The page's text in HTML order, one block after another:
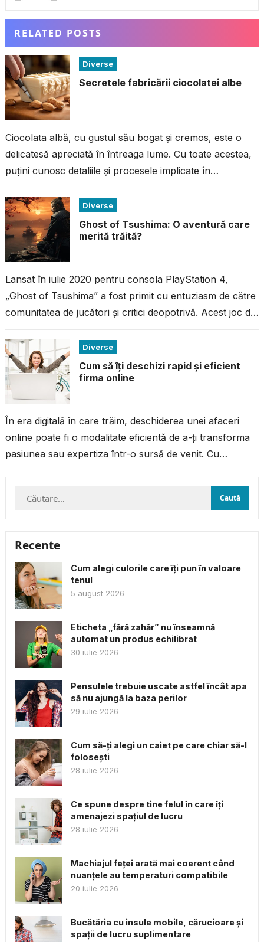
RELATED POSTS
Diverse
Secretele fabricării ciocolatei albe
Ciocolata albă, cu gustul său bogat și cremos, este o
delicatesă apreciată în întreaga lume. Cu toate acestea,
puțini cunosc detaliile și procesele implicate în
Diverse
Ghost of Tsushima: O aventură care
merită trăită?
Lansat în iulie 2020 pentru consola PlayStation 4,
„Ghost of Tsushima” a fost primit cu entuziasm de către
comunitatea de jucători și critici deopotrivă. Acest joc de
Diverse
Cum să îți deschizi rapid și eficient
firma online
În era digitală în care trăim, deschiderea unei afaceri
online poate fi o modalitate eficientă de a-ți transforma
pasiunea sau expertiza într-o sursă de venit. Cu
Caută
Recente
Cum alegi culorile care îți pun în valoare
tenul
5 august 2026
Eticheta „fără zahăr” nu înseamnă
automat un produs echilibrat
30 iulie 2026
Pensulele trebuie uscate astfel încât apa
să nu ajungă la baza perilor
29 iulie 2026
Cum să-ți alegi un caiet pe care chiar să-l
folosești
28 iulie 2026
Ce spune despre tine felul în care îți
amenajezi spațiul de lucru
28 iulie 2026
Machiajul feței arată mai coerent când
nuanțele au temperaturi compatibile
20 iulie 2026
Bucătăria cu insule mobile, cărucioare și
spații de lucru suplimentare